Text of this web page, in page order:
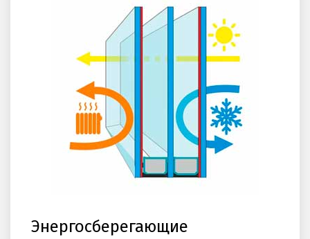
Энергосберегающие